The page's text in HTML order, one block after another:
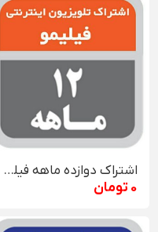
اشتراک دوازده ماهه فیلیمو
0 تومان